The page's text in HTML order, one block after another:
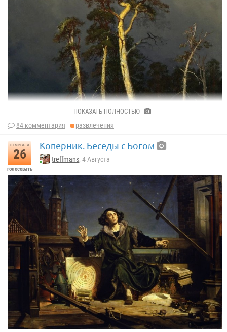
«Песчаный берег», 1879 г.
Шишкин Иван Иванович.
ПОКАЗАТЬ ПОЛНОСТЬЮ
84 комментария развлечения
отметили
26
голосовать
Коперник. Беседы с Богом
treffmans, 4 Августа